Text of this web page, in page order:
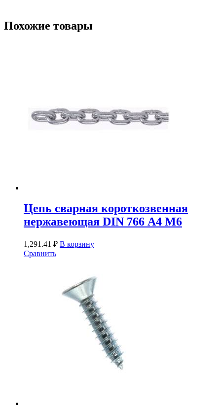
Похожие товары
Цепь сварная короткозвенная
нержавеющая DIN 766 А4 М6
1,291.41 ₽ В корзину
Сравнить